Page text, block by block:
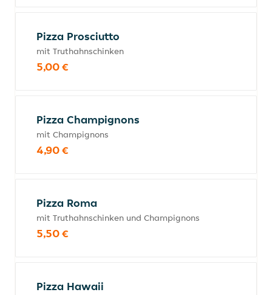
Pizza Prosciutto
mit Truthahnschinken
5,00 €
Pizza Champignons
mit Champignons
4,90 €
Pizza Roma
mit Truthahnschinken und Champignons
5,50 €
Pizza Hawaii